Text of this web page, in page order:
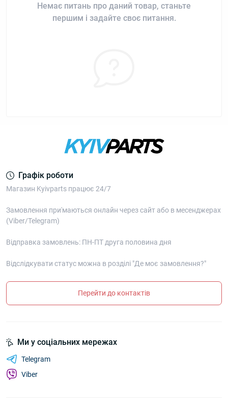
Немає питань про даний товар, станьте
першим і задайте своє питання.
Графік роботи
Магазин Kyivparts працює 24/7
Замовлення при'маються онлайн через сайт або в месенджерах
(Viber/Telegram)
Відправка замовлень: ПН-ПТ друга половина дня
Відслідкувати статус можна в розділі "Де моє замовлення?"
Перейти до контактів
Ми у соціальних мережах
Telegram
Viber